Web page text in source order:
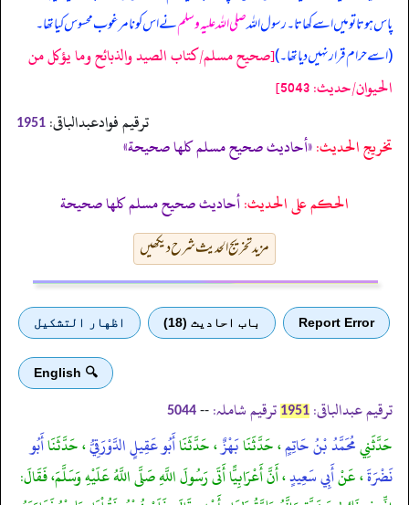
پاس ہوتا تو میں اسے کھاتا۔ رسول اللہصلی اللہ علیہ وسلمنے اس کو نامرغوب محسوس کیا تھا۔
(اسے حرام قرار نہیں دیا تھا۔)[صحيح مسلم/كتاب الصيد والذبائح وما يؤكل من
الحيوان/حدیث: 5043]
ترقیم فوادعبدالباقی: 1951
تخریج الحدیث:«أحاديث صحيح مسلم كلها صحيحة»
الحكم على الحديث:أحاديث صحيح مسلم كلها صحيحة
مزید تخریج الحدیث شرح دیکھیں
Report Error باب احادیث (18) اظهار التشكيل
🔍 English
ترقیم عبدالباقی: 1951 ترقیم شاملہ: --
5044
حَدَّثَنِيمُحَمَّدُ بْنُ حَاتِمٍ، حَدَّثَنَابَهْزٌ، حَدَّثَنَاأَبُو عَقِيلٍ الدَّوْرَقِيُّ، حَدَّثَنَاأَبُو
نَضْرَةَ، عَنْأَبِي سَعِيدٍ، أَنَّ أَعْرَابِيًّا أَتَى رَسُولَ اللَّهِ صَلَّى اللَّهُ عَلَيْهِ وَسَلَّمَ، فَقَالَ: